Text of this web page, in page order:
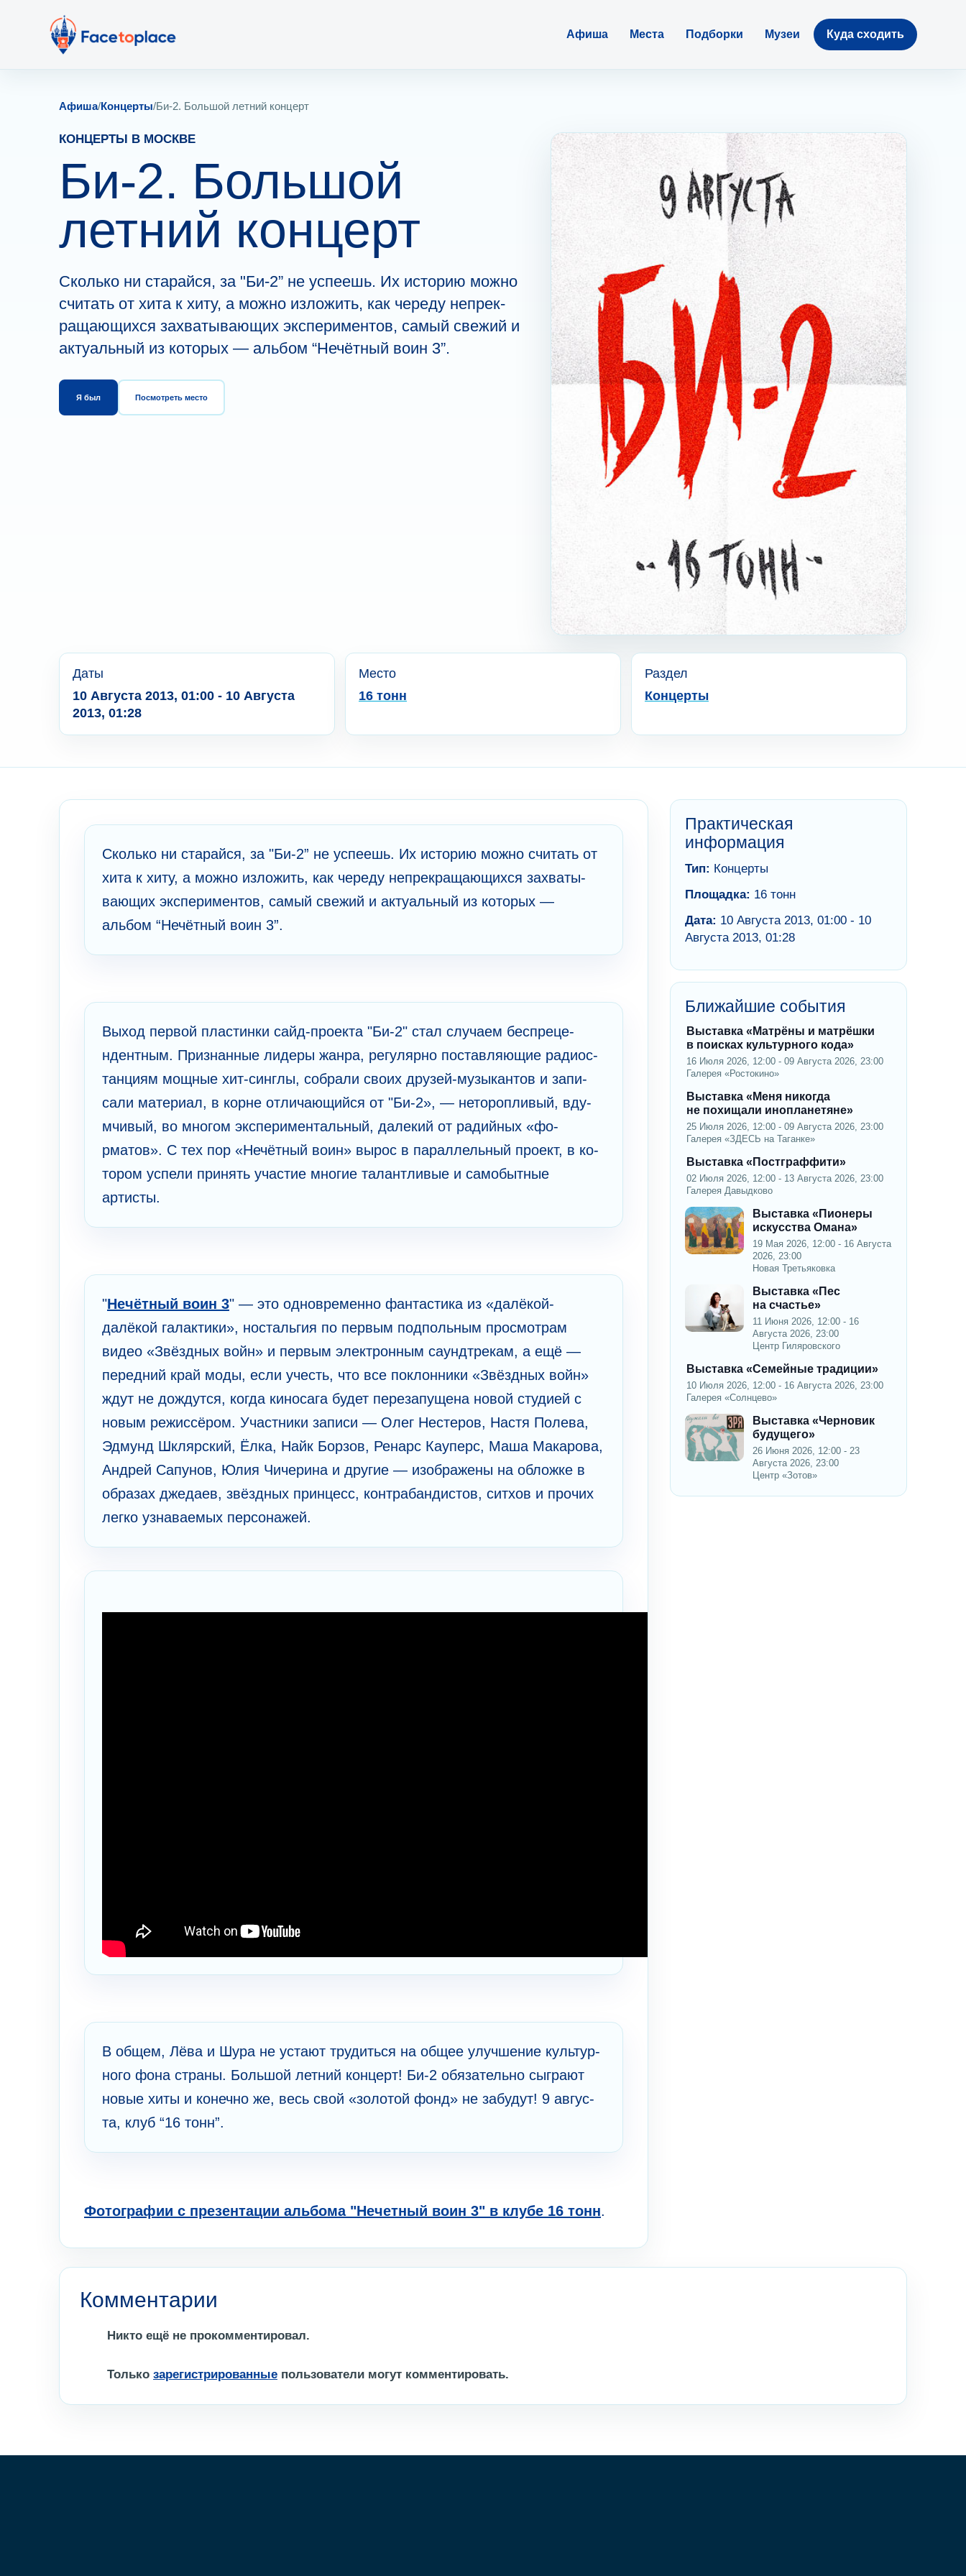
Афиша Места Подборки Музеи Куда сходить
Афиша/Концерты/Би-2. Большой летний концерт
КОНЦЕРТЫ В МОСКВЕ
Би-2. Большой
летний концерт
Ско­лько ни старайся, за "Би-2” не успе­ешь. Их историю мо­жно
считать от хита к хиту, а мо­жно изложить, как че­ре­ду неп­рек­
ращающихся за­хва­ты­вающих экспе­ри­ме­нтов, самый свежий и
акту­аль­ный из ко­то­рых — альбом “Нечётный воин 3”.
Я был Посмотреть место
Даты
10 Августа 2013, 01:00 - 10 Августа
2013, 01:28
Место
16 тонн
Раздел
Концерты
Ско­лько ни старайся, за "Би-2” не успе­ешь. Их историю мо­жно считать от
хита к хиту, а мо­жно изложить, как че­ре­ду неп­рек­ращающихся за­хва­ты­
вающих экспе­ри­ме­нтов, самый свежий и акту­аль­ный из ко­то­рых —
альбом “Нечётный воин 3”.
Выход пе­рвой плас­тин­ки сайд-проекта "Би-2" стал случаем бесп­реце­
ндент­ным. Приз­нан­ные ли­де­ры жа­нра, ре­гу­ля­рно пос­тав­ляющие радиос­
та­нци­ям мощные хит-синг­лы, со­брали своих друзей-музыкантов и за­пи­
сали ма­те­риал, в ко­рне отличающийся от "Би-2», — не­то­ро­пливый, вду­
мчивый, во многом экспе­ри­ме­нталь­ный, да­ле­кий от радийных «фо­
рматов». C тех пор «Нечётный воин» вырос в пара­ллель­ный проект, в ко­
то­ром успели принять уча­стие многие талант­ливые и са­мо­бы­тные
артисты.
"Нечётный воин 3" — это од­нов­реме­нно фан­тас­тика из «далёкой-
далёкой гала­ктики», нос­таль­гия по пе­рвым по­дполь­ным п­рос­мот­рам
видео «Звёздных войн» и пе­рвым элек­трон­ным саундтрекам, а ещё —
пере­дний край моды, если учесть, что все пок­лон­ники «Звёздных войн»
ждут не дож­дут­ся, ко­гда кино­сага будет пе­ре­запущена новой студией с
новым режиссёром. Участ­ники за­пи­си — Олег Нестеров, Настя Полева,
Эдмунд Шклярс­кий, Ёлка, Найк Борзов, Ренарс Кауперс, Маша Мака­ро­ва,
Андрей Сапунов, Юлия Чиче­ри­на и другие — изо­бра­же­ны на об­лож­ке в
образах джедаев, звёздных при­нцесс, конт­рабан­дис­тов, си­тхов и прочих
ле­гко узнаваемых пе­рсо­на­жей.
В общем, Лёва и Шура не уста­ют трудиться на общее улу­чшение куль­тур­
ного фона страны. Большой ле­тний ко­нцерт! Би-2 обя­за­тель­но сы­гра­ют
новые хиты и коне­чно же, весь свой «зо­ло­той фонд» не за­бу­дут! 9 ав­гус­
та, клуб “16 тонн”.
Фотографии с презентации альбома "Нечетный воин 3" в клубе 16 тонн.
Практическая
информация
Тип: Концерты
Площадка: 16 тонн
Дата: 10 Августа 2013, 01:00 - 10
Августа 2013, 01:28
Ближайшие события
Выставка «Матрёны и матрёшки
в поисках культурного кода»
16 Июля 2026, 12:00 - 09 Августа 2026, 23:00
Галерея «Ростокино»
Выставка «Меня никогда
не похищали инопланетяне»
25 Июля 2026, 12:00 - 09 Августа 2026, 23:00
Галерея «ЗДЕСЬ на Таганке»
Выставка «Постграффити»
02 Июля 2026, 12:00 - 13 Августа 2026, 23:00
Галерея Давыдково
Выставка «Пионеры
искусства Омана»
19 Мая 2026, 12:00 - 16 Августа
2026, 23:00
Новая Третьяковка
Выставка «Пес
на счастье»
11 Июня 2026, 12:00 - 16
Августа 2026, 23:00
Центр Гиляровского
Выставка «Семейные традиции»
10 Июля 2026, 12:00 - 16 Августа 2026, 23:00
Галерея «Солнцево»
Выставка «Черновик
будущего»
26 Июня 2026, 12:00 - 23
Августа 2026, 23:00
Центр «Зотов»
Комментарии
Никто ещё не прокомментировал.
Только зарегистрированные пользователи могут комментировать.